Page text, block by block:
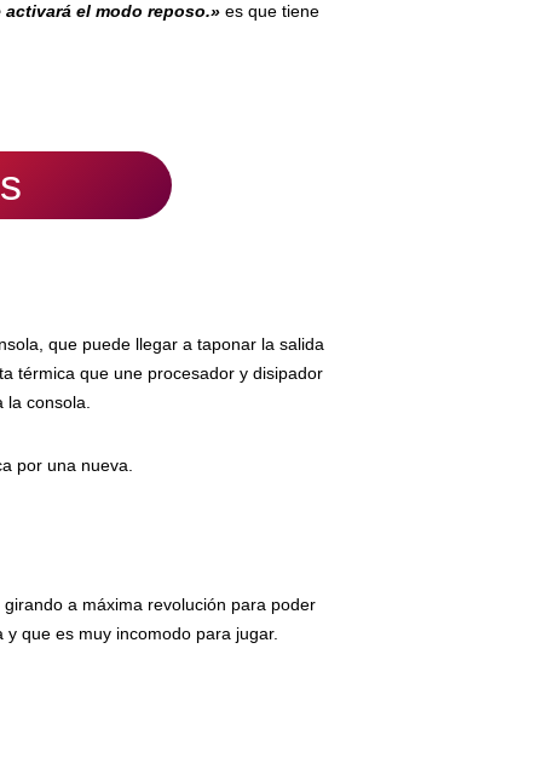
el modo reposo.» es que tiene
que puede llegar a taponar la salida
térmica que une procesador y disipador
consola.
por una nueva.
a máxima revolución para poder
que es muy incomodo para jugar.